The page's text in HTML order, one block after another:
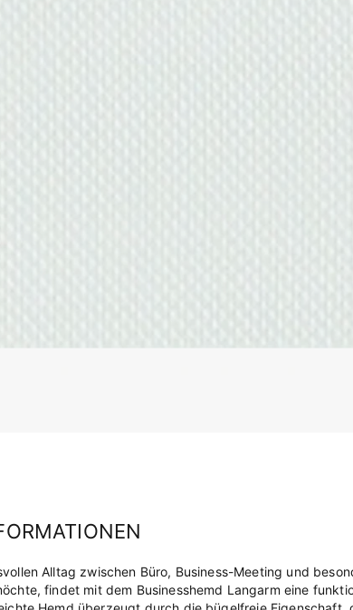
Alltag zwischen Büro, Business-Meeting und
findet mit dem Businesshemd Langarm eine